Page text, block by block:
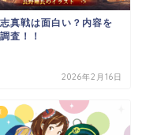
真戦は面白い？内容を
査！！
2026年2月16日